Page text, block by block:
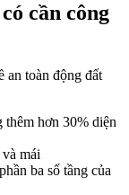
cần công
an toàn động đất
thêm hơn 30% diện
mái
ba số tầng của